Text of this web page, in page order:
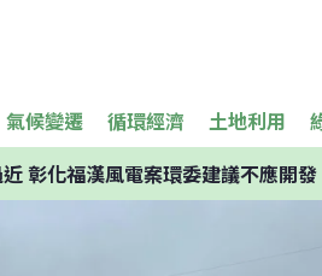
氣候變遷 循環經濟 土地利用
彰化福漢風電案環委建議不應開發